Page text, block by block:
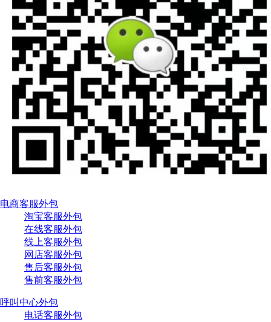
电商客服外包
淘宝客服外包
在线客服外包
线上客服外包
网店客服外包
售后客服外包
售前客服外包
呼叫中心外包
电话客服外包